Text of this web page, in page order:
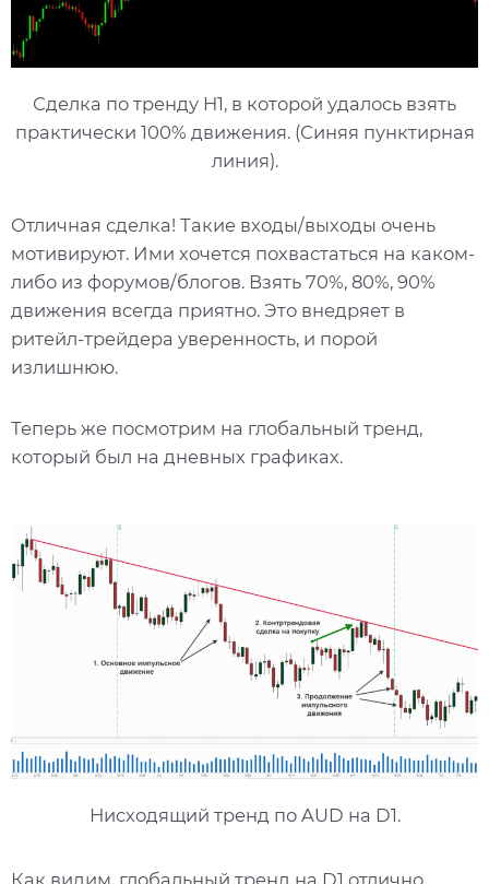
Сделка по тренду H1, в которой удалось взять
практически 100% движения. (Синяя пунктирная
линия).
Отличная сделка! Такие входы/выходы очень
мотивируют. Ими хочется похвастаться на каком-
либо из форумов/блогов. Взять 70%, 80%, 90%
движения всегда приятно. Это внедряет в
ритейл-трейдера уверенность, и порой
излишнюю.
Теперь же посмотрим на глобальный тренд,
который был на дневных графиках.
Нисходящий тренд по AUD на D1.